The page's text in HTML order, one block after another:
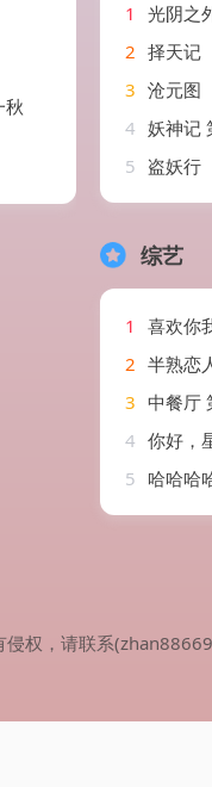
秋
1
光阴之
2 择天记
3 沧元图
4 妖神记
5 盗妖行
综艺
1
喜欢你
2 半熟恋
3 中餐厅
4 你好，
5 哈哈哈
权，请联系